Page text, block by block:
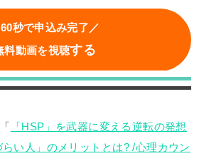
60秒で申込み完了／
料動画を視聴する
「HSP」を武器に変える逆転の発想
らい人」のメリットとは? /心理カウン